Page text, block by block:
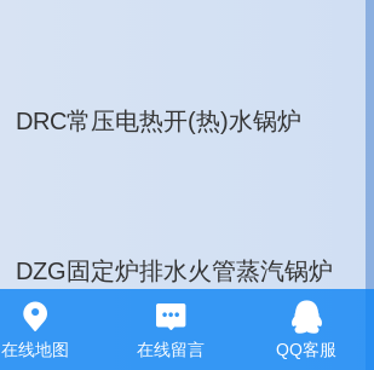
DRC常压电热开(热)水锅炉
DZG固定炉排水火管蒸汽锅炉
在线地图 在线留言 QQ客服